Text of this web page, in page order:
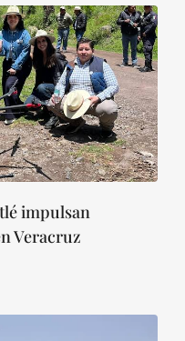
impulsan
Veracruz